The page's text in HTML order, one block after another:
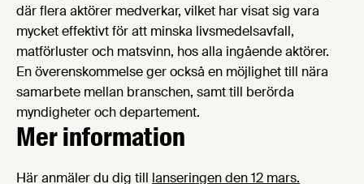
där flera aktörer medverkar, vilket har visat sig vara
mycket effektivt för att minska livsmedelsavfall,
matförluster och matsvinn, hos alla ingående aktörer.
En överenskommelse ger också en möjlighet till nära
samarbete mellan branschen, samt till berörda
myndigheter och departement.
Mer information
Här anmäler du dig till lanseringen den 12 mars.